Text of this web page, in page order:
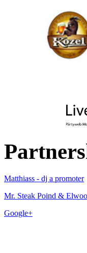
Matthiass - dj a promoter
Mr. Steak Poind &
Google+